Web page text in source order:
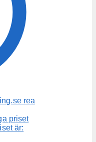
priset
är: